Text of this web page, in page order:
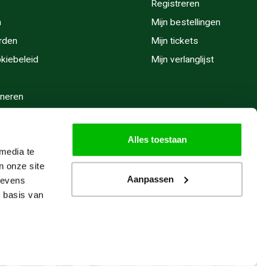
te
onze site
basis van
Alles toestaan
Aanpassen
Registreren
Mijn bestellingen
Mijn tickets
Mijn verlanglijst